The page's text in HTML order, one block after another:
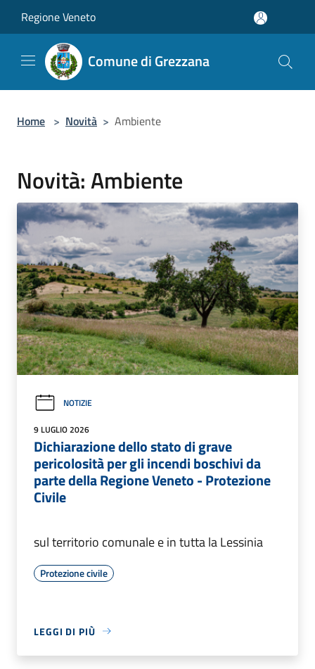
Regione Veneto
Comune di Grezzana
Home > Novità > Ambiente
Novità: Ambiente
NOTIZIE
9 LUGLIO 2026
Dichiarazione dello stato di grave
pericolosità per gli incendi boschivi da
parte della Regione Veneto - Protezione
Civile
sul territorio comunale e in tutta la Lessinia
Protezione civile
LEGGI DI PIÙ